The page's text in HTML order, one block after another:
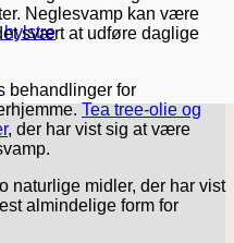
hylstre
Neglesvamp kan være
svært at udføre daglige
behandlinger for
Tea tree-olie og
, der har vist sig at være
naturlige midler, der har vist
almindelige form for